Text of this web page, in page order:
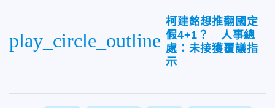
play_circle_outline
柯建銘想推翻國定
假4+1？ 人事總
處：未接獲覆議指
示